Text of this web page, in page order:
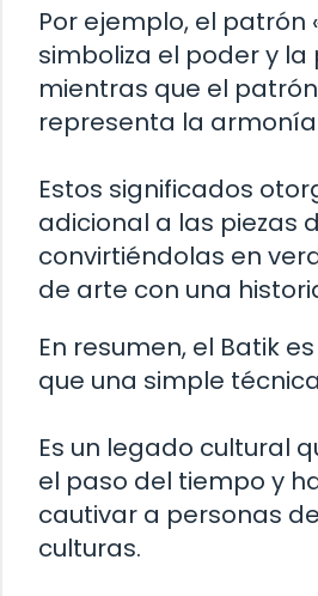
Por ejemplo, el patrón
simboliza el poder y la
mientras que el patrón
representa la armonía
Estos significados
adicional a las piezas
convirtiéndolas en
de arte con una
En resumen, el Batik
que una simple
Es un legado cultural
el paso del tiempo y
cautivar a personas
culturas.